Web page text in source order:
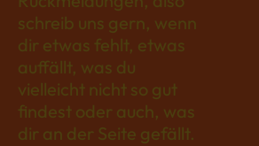
schreib uns gern, wenn
dir etwas fehlt, etwas
auffällt, was du
vielleicht nicht so gut
findest oder auch, was
dir an der Seite gefällt.